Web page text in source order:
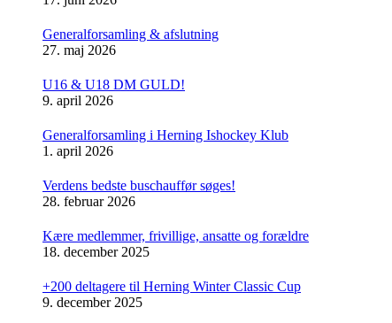
Generalforsamling & afslutning
27. maj 2026
U16 & U18 DM GULD!
9. april 2026
Generalforsamling i Herning Ishockey Klub
1. april 2026
Verdens bedste buschauffør søges!
28. februar 2026
Kære medlemmer, frivillige, ansatte og forældre
18. december 2025
+200 deltagere til Herning Winter Classic Cup
9. december 2025